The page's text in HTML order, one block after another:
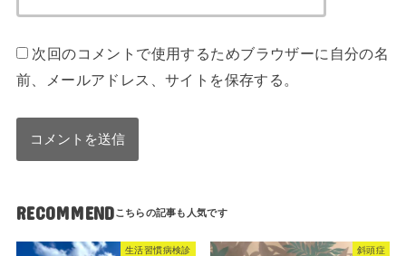
次回のコメントで使用するためブラウザーに自分の名
前、メールアドレス、サイトを保存する。
RECOMMEND
生活習慣病検診 斜頭症